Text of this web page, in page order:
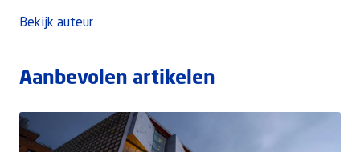
Bekijk auteur
Aanbevolen artikelen